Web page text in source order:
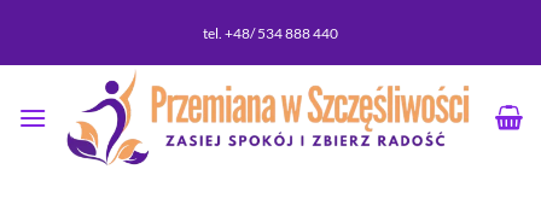
tel. +48/ 534 888 440